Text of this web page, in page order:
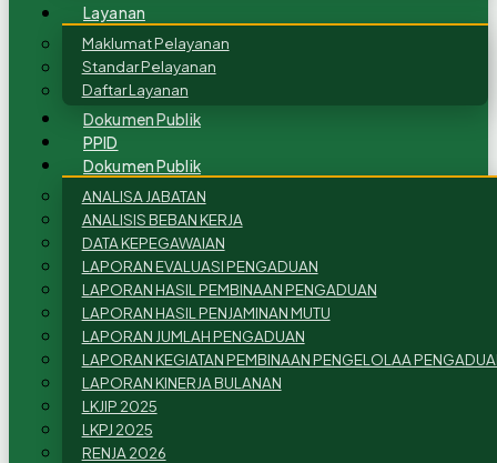
Layanan
Maklumat Pelayanan
Standar Pelayanan
Daftar Layanan
Dokumen Publik
PPID
Dokumen Publik
ANALISA JABATAN
ANALISIS BEBAN KERJA
DATA KEPEGAWAIAN
LAPORAN EVALUASI PENGADUAN
LAPORAN HASIL PEMBINAAN PENGADUAN
LAPORAN HASIL PENJAMINAN MUTU
LAPORAN JUMLAH PENGADUAN
LAPORAN KEGIATAN PEMBINAAN PENGELOLAA
LAPORAN KINERJA BULANAN
LKJIP 2025
LKPJ 2025
RENJA 2026